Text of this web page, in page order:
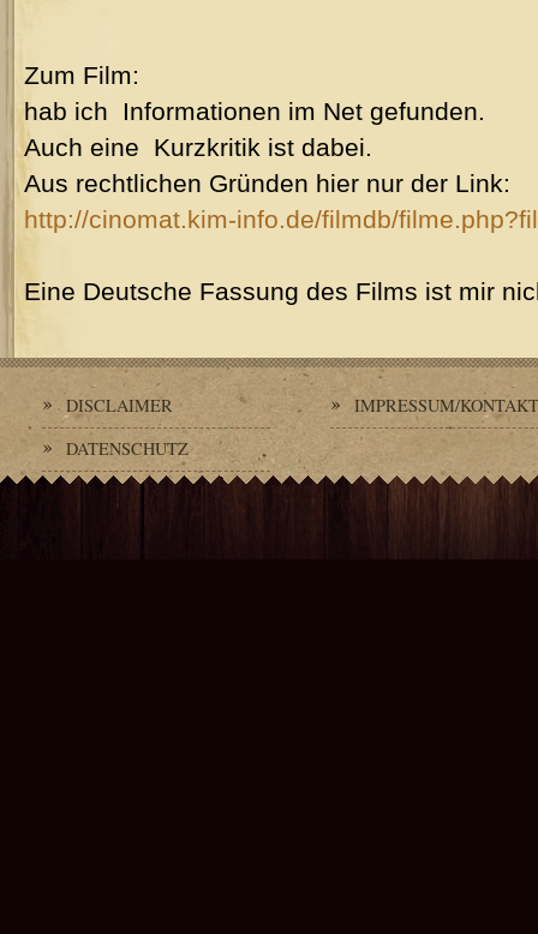
Zum Film:
hab ich Informationen im Net gefunden.
Auch eine Kurzkritik ist dabei.
Aus rechtlichen Gründen hier nur der Link:
http://cinomat.kim-info.de/filmdb/
Eine Deutsche Fassung des Films ist mir
DISCLAIMER
DATENSCHUTZ
IMPRESSUM/KONTAKT